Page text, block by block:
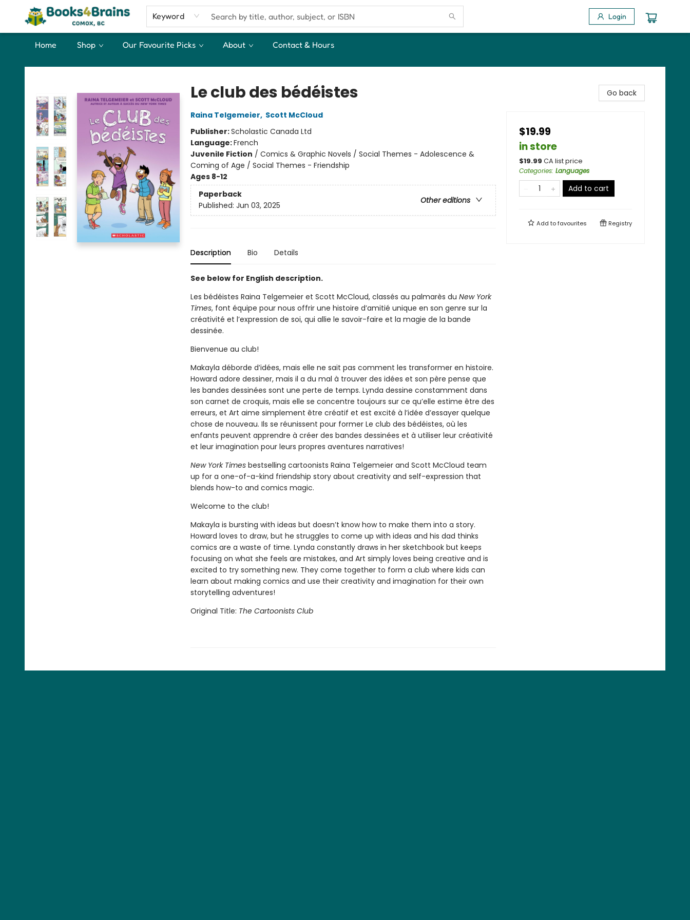
Keyword Login
Home Shop Our Favourite Picks About Contact & Hours
Books4Brains
Le club des bédéistes
Raina Telgemeier, Scott McCloud
Publisher:Scholastic Canada Ltd
Language:French
Juvenile Fiction / Comics & Graphic Novels / Social Themes - Adolescence &
Coming of Age / Social Themes - Friendship
Ages 8-12
Paperback
Other editions
Published: Jun 03, 2025
Description Bio Details
See below for English description.
Les bédéistes Raina Telgemeier et Scott McCloud, classés au palmarès du New York
Times, font équipe pour nous offrir une histoire d’amitié unique en son genre sur la
créativité et l’expression de soi, qui allie le savoir-faire et la magie de la bande
dessinée.
Bienvenue au club!
Makayla déborde d’idées, mais elle ne sait pas comment les transformer en histoire.
Howard adore dessiner, mais il a du mal à trouver des idées et son père pense que
les bandes dessinées sont une perte de temps. Lynda dessine constamment dans
son carnet de croquis, mais elle se concentre toujours sur ce qu’elle estime être des
erreurs, et Art aime simplement être créatif et est excité à l’idée d’essayer quelque
chose de nouveau. Ils se réunissent pour former Le club des bédéistes, où les
enfants peuvent apprendre à créer des bandes dessinées et à utiliser leur créativité
et leur imagination pour leurs propres aventures narratives!
New York Timesbestselling cartoonists Raina Telgemeier and Scott McCloud team
up for a one-of-a-kind friendship story about creativity and self-expression that
blends how-to and comics magic.
Welcome to the club!
Makayla is bursting with ideas but doesn’t know how to make them into a story.
Howard loves to draw, but he struggles to come up with ideas and his dad thinks
comics are a waste of time. Lynda constantly draws in her sketchbook but keeps
focusing on what she feels are mistakes, and Art simply loves being creative and is
excited to try something new. They come together to form a club where kids can
learn about making comics and use their creativity and imagination for their own
storytelling adventures!
Original Title: The Cartoonists Club
Go back
$19.99
in store
$19.99 CA list price
Categories: Languages
Add to cart
Add tofavourites Registry